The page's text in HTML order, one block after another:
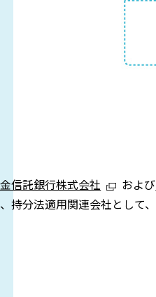
信託銀行株式会社 および
持分法適用関連会社として、